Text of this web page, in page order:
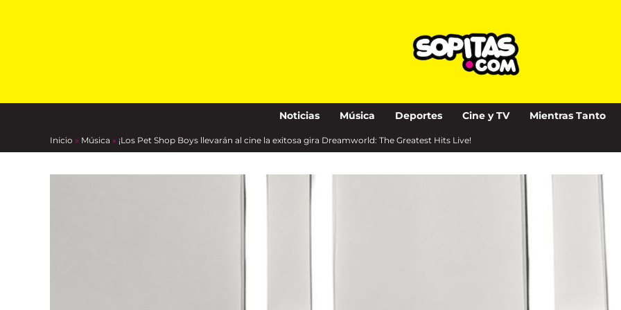
Noticias Música Deportes Cine y TV Mientras Tanto
Inicio » Música » ¡Los Pet Shop Boys llevarán al cine la exitosa gira Dreamworld: The Greatest Hits Live!